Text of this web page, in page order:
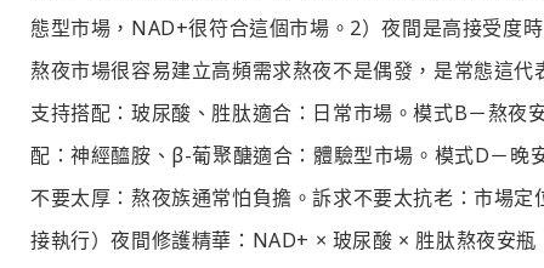
態型市場，NAD+很符合這個市場。2）夜間是高接受度
熬夜市場很容易建立高頻需求熬夜不是偶發，是常態這
支持搭配：玻尿酸、胜肽適合：日常市場。模式B－熬
配：神經醯胺、β-葡聚醣適合：體驗型市場。模式D－
不要太厚：熬夜族通常怕負擔。訴求不要太抗老：市場
接執行）夜間修護精華：NAD+ × 玻尿酸 × 胜肽熬夜安